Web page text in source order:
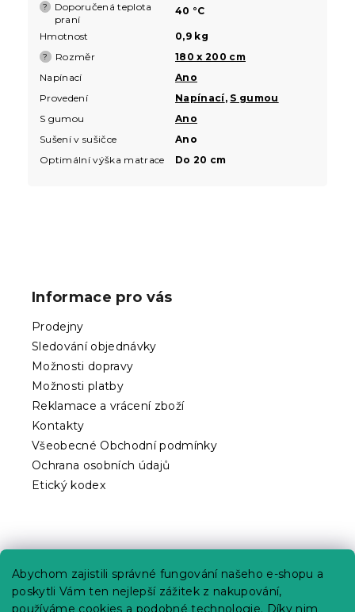
Abychom zajistili správné fungování našeho e-shopu a
poskytli Vám ten nejlepší zážitek z nakupování,
používáme cookies a podobné technologie. Díky nim
?
Doporučená teplota
praní
40 °C
Hmotnost 0,9 kg
? Rozměr
180 x 200 cm
Napínací
Ano
Provedení
Napínací, S gumou
S gumou
Ano
Sušení v sušičce
Ano
Optimální výška matrace
Do 20 cm
Informace pro vás
Prodejny
Sledování objednávky
Možnosti dopravy
Možnosti platby
Reklamace a vrácení zboží
Kontakty
Všeobecné Obchodní podmínky
Ochrana osobních údajů
Etický kodex
Kariéra